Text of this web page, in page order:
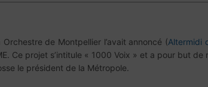
de Montpellier l’avait annoncé (Altermidi
Ce projet s’intitule « 1000 Voix » et a pour but
le président de la Métropole.